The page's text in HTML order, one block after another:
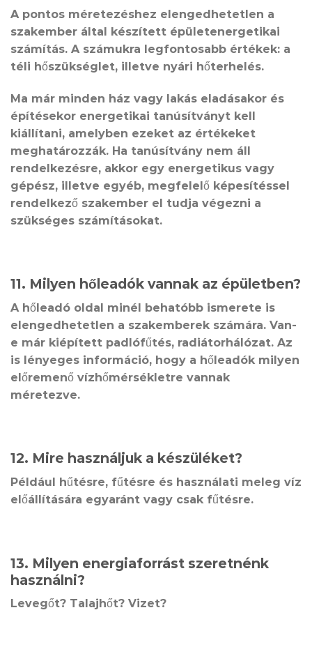
A pontos méretezéshez elengedhetetlen a
szakember által készített épületenergetikai
számítás. A számukra legfontosabb értékek: a
téli hőszükséglet, illetve nyári hőterhelés.
Ma már minden ház vagy lakás eladásakor és
építésekor energetikai tanúsítványt kell
kiállítani, amelyben ezeket az értékeket
meghatározzák. Ha tanúsítvány nem áll
rendelkezésre, akkor egy energetikus vagy
gépész, illetve egyéb, megfelelő képesítéssel
rendelkező szakember el tudja végezni a
szükséges számításokat.
11. Milyen hőleadók vannak az épületben?
A hőleadó oldal minél behatóbb ismerete is
elengedhetetlen a szakemberek számára. Van-
e már kiépített padlófűtés, radiátorhálózat. Az
is lényeges információ, hogy a hőleadók milyen
előremenő vízhőmérsékletre vannak
méretezve.
12. Mire használjuk a készüléket?
Például hűtésre, fűtésre és használati meleg víz
előállítására egyaránt vagy csak fűtésre.
13. Milyen energiaforrást szeretnénk
használni?
Levegőt? Talajhőt? Vizet?